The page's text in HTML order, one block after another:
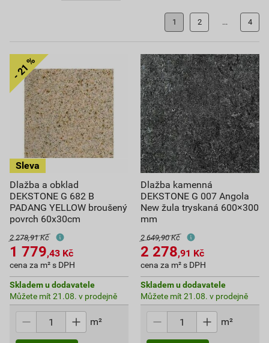
1 2 ... 4
Dlažba a obklad
DEKSTONE G 682 B
PADANG YELLOW broušený
povrch 60x30cm
2 278,91 Kč
1 779,43 Kč
cena za m² s DPH
Skladem u dodavatele
Můžete mít 21.08. v prodejně
m²
Dlažba kamenná
DEKSTONE G 007 Angola
New žula tryskaná 600×300
mm
2 649,90 Kč
2 278,91 Kč
cena za m² s DPH
Skladem u dodavatele
Můžete mít 21.08. v prodejně
m²